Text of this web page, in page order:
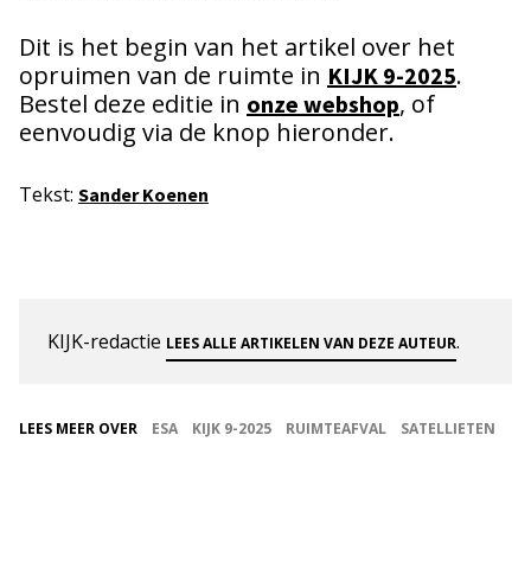
Dit is het begin van het artikel over het
opruimen van de ruimte in KIJK 9-2025.
Bestel deze editie in onze webshop, of
eenvoudig via de knop hieronder.
Tekst: Sander Koenen
KIJK-redactie LEES ALLE ARTIKELEN VAN DEZE AUTEUR.
LEES MEER OVER ESA KIJK 9-2025 RUIMTEAFVAL SATELLIETEN